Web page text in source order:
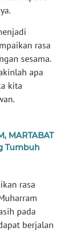
rasa
sesama.
apa
kita
MARTABAT
Tumbuh
rasa
pada
berjalan